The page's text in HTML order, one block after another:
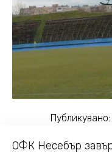
Публикувано:
ОФК Несебър